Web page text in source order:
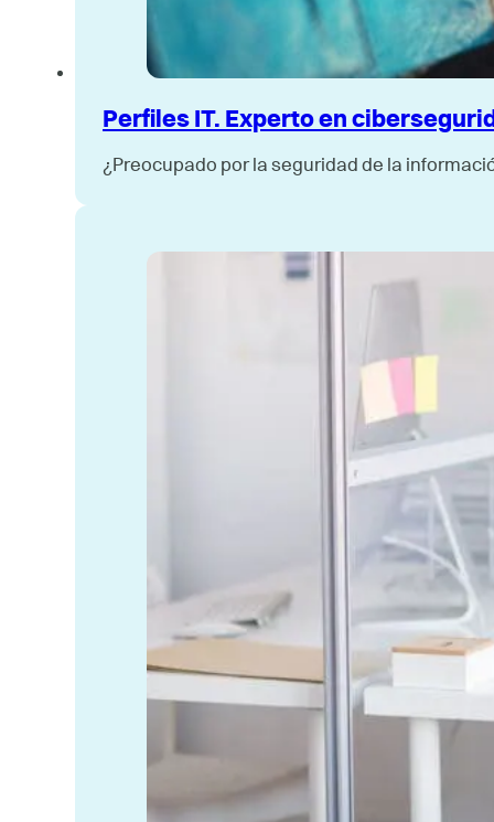
Perfiles IT. Experto en
¿Preocupado por la seguridad de la